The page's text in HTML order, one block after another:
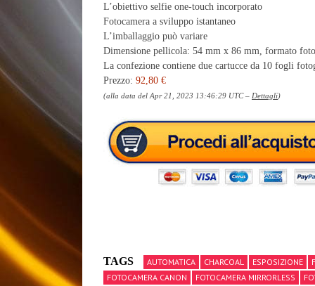
L’obiettivo selfie one-touch incorporato
Fotocamera a sviluppo istantaneo
L’imballaggio può variare
Dimensione pellicola: 54 mm x 86 mm, formato
La confezione contiene due cartucce da 10 fogli
Prezzo: 92,80 €
(alla data del Apr 21, 2023 13:46:29 UTC – Dettagli)
TAGS AUTOMATICA CHARCOAL ESPOSIZIONE
FOTOCAMERA CANON
FOTOCAMERA MIRRORLESS